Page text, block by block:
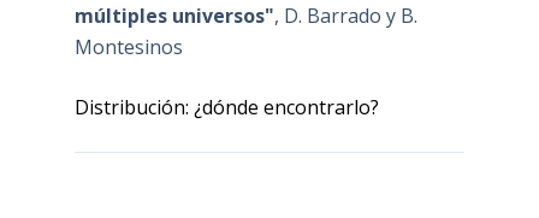
múltiples universos", D. Barrado y B.
Montesinos
Distribución: ¿dónde encontrarlo?